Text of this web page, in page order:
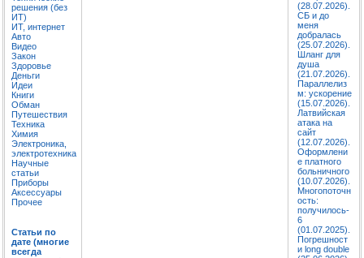
решения (без
ИТ)
ИТ, интернет
Авто
Видео
Закон
Здоровье
Деньги
Идеи
Книги
Обман
Путешествия
Техника
Химия
Электроника,
электротехника
Научные
статьи
Приборы
Аксессуары
Прочее
Статьи по
дате (многие
всегда
(28.07.2026).
СБ и до
меня
добралась
(25.07.2026).
Шланг для
душа
(21.07.2026).
Параллелиз
м: ускорение
(15.07.2026).
Латвийская
атака на
сайт
(12.07.2026).
Оформлени
е платного
больничного
(10.07.2026).
Многопоточн
ость:
получилось-
6
(01.07.2025).
Погрешност
и long double